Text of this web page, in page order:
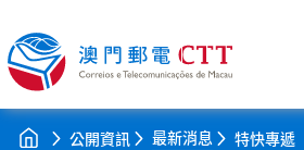
公開資訊 最新消息 特快專遞